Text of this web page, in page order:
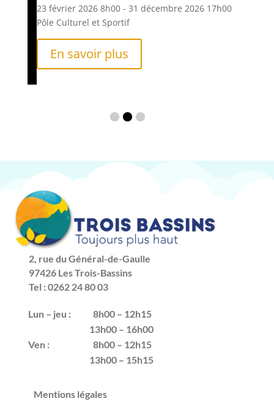
23 février 20268h00- 31 décembre 202617h00
Pôle Culturel et Sportif
En savoir plus
2, rue du Général-de-Gaulle
97426 Les Trois-Bassins
Tel : 0262 24 80 03
Lun – jeu :
8h00 – 12h15
13h00 – 16h00
Ven :
8h00 – 12h15
13h00 – 15h15
Mentions légales